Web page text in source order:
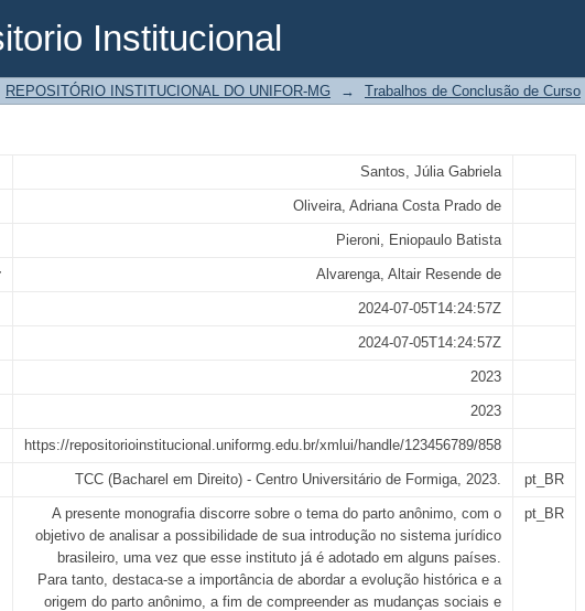
Institucional
do parto anônimo frente a redução do
e a legalização desse modelo de adoção
REPOSITÓRIO INSTITUCIONAL DO UNIFOR-MG → Trabalhos de Conclusão de Curso
Santos, Júlia Gabriela
Oliveira, Adriana Costa Prado de
Pieroni, Eniopaulo Batista
Alvarenga, Altair Resende de
2024-07-05T14:24:57Z
2024-07-05T14:24:57Z
2023
2023
https://repositorioinstitucional.uniformg.edu.br/xmlui/handle/123456789/858
TCC (Bacharel em Direito) - Centro Universitário de Formiga, 2023. pt_BR
A presente monografia discorre sobre o tema do parto anônimo, com o
objetivo de analisar a possibilidade de sua introdução no sistema jurídico
brasileiro, uma vez que esse instituto já é adotado em alguns países.
Para tanto, destaca-se a importância de abordar a evolução histórica e a
origem do parto anônimo, a fim de compreender as mudanças sociais e
pt_BR